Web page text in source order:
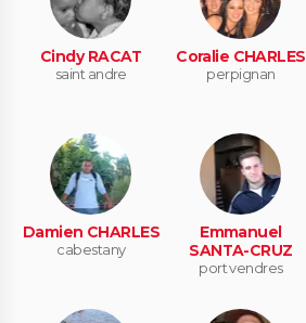
Cindy RACAT
saint andre
Coralie CHARLES
perpignan
Damien CHARLES
cabestany
Emmanuel
SANTA-CRUZ
port vendres